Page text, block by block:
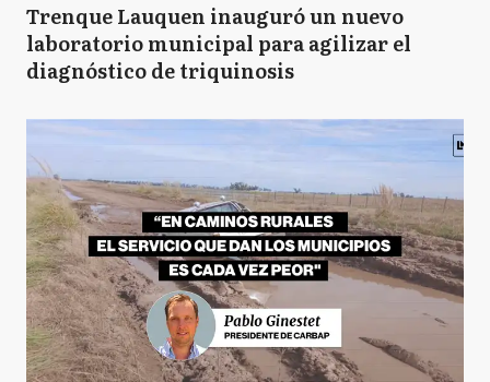
Trenque Lauquen inauguró un nuevo
laboratorio municipal para agilizar el
diagnóstico de triquinosis